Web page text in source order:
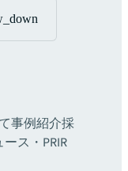
事例紹介採
ース・PRIR